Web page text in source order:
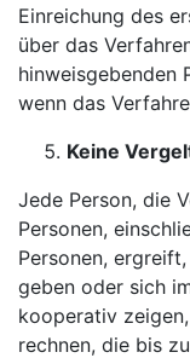
Einreichung des
über das
hinweisgebenden
wenn das
Keine
Jede Person, die
Personen,
Personen,
geben oder sich
kooperativ
rechnen, die bis